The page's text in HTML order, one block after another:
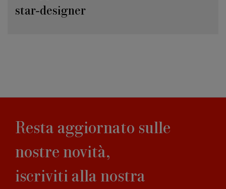
star-designer
Resta aggiornato sulle
nostre novità,
iscriviti alla nostra